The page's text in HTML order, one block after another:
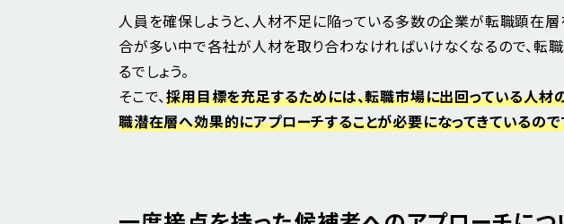
人員を確保しようと、人材不足に陥っている多数の企業が転職顕在層
合が多い中で各社が人材を取り合わなければいけなくなるので、転
るでしょう。
そこで、採用目標を充足するためには、転職市場に出回っている人材
職潜在層へ効果的にアプローチすることが必要になってきているので